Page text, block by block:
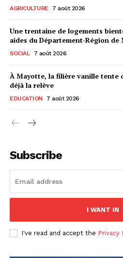
AGRICULTURE 7 août 2026
Une trentaine de logements
aides du Département-Région de
SOCIAL 7 août 2026
À Mayotte, la filière vanille tente
déjà la relève
EDUCATION 7 août 2026
Subscribe
I WANT IN
I've read and accept the Privacy